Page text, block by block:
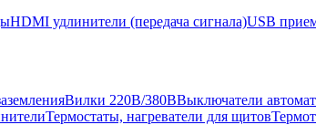
HDMI удлинители (передача сигнала)USB
Вилки 220В/380ВВыключатели
Термостаты, нагреватели для щитов